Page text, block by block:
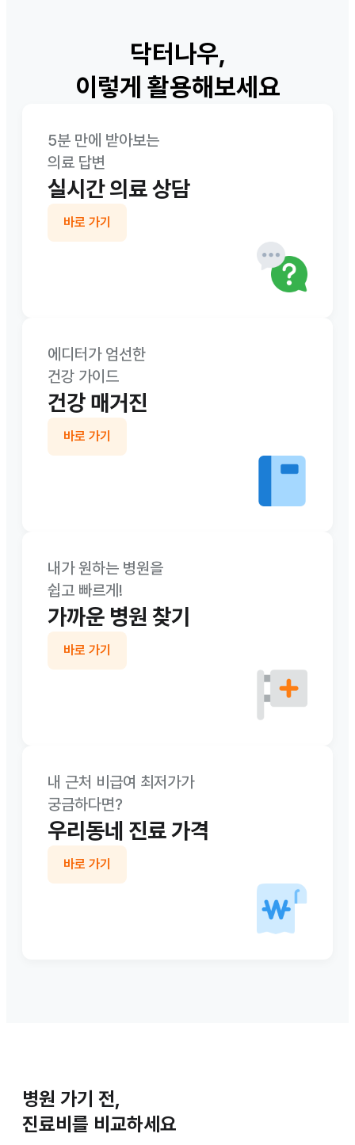
닥터나우,
이렇게 활용해보세요
5분 만에 받아보는
의료 답변
실시간 의료 상담
바로 가기
에디터가 엄선한
건강 가이드
건강 매거진
바로 가기
내가 원하는 병원을
쉽고 빠르게!
가까운 병원 찾기
바로 가기
내 근처 비급여 최저가가
궁금하다면?
우리동네 진료 가격
바로 가기
병원 가기 전,
진료비를 비교하세요